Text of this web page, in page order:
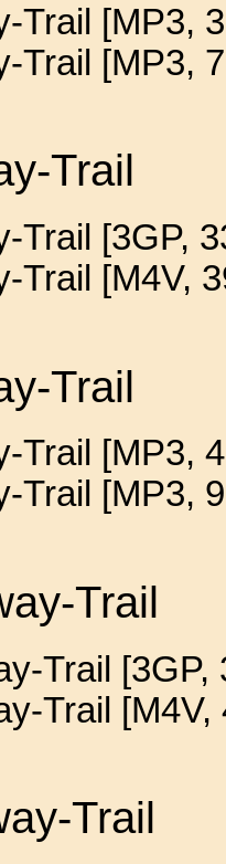
Trail [MP3,
Trail [MP3,
Trail
Trail [3GP,
Trail [M4V,
Trail
Trail [MP3,
Trail [MP3,
Trail
Trail [3GP,
Trail
Trail